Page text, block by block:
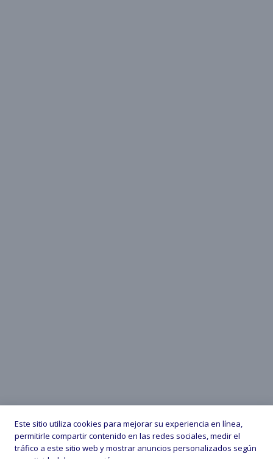
Este sitio utiliza cookies para mejorar su experiencia en línea,
permitirle compartir contenido en las redes sociales, medir el
tráfico a este sitio web y mostrar anuncios personalizados según